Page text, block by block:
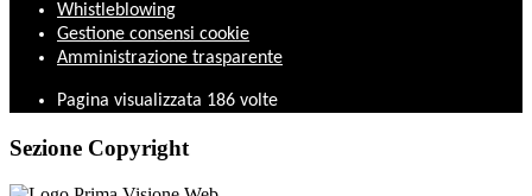
Whistleblowing
Gestione consensi cookie
Amministrazione trasparente
Pagina visualizzata 186 volte
Sezione Copyright